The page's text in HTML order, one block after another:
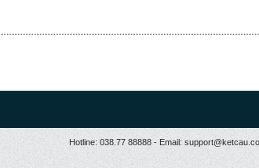
Hotline: 038.77 88888 - Email: